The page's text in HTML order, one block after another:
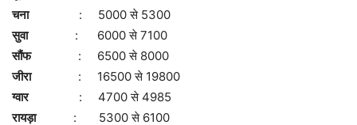
चना : 5000 से 5300
सुवा : 6000 से 7100
सौंफ
: 6500 से 8000
जीरा : 16500 से 19800
ग्वार
: 4700 से 4985
रायड़ा : 5300 से 6100